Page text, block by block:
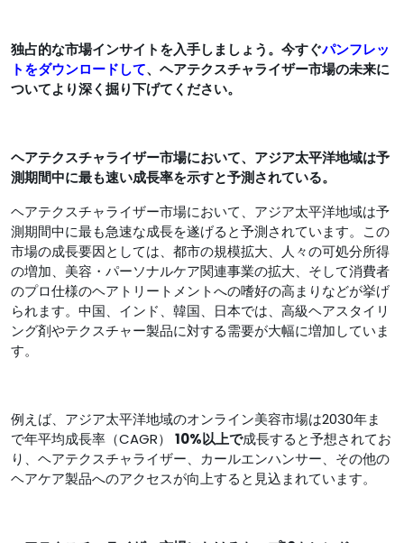
独占的な市場インサイトを入手しましょう。今すぐパンフレッ
トをダウンロードして、ヘアテクスチャライザー市場の未来に
ついてより深く掘り下げてください。
ヘアテクスチャライザー市場において、アジア太平洋地域は予
測期間中に最も速い成長率を示すと予測されている。
ヘアテクスチャライザー市場において、アジア太平洋地域は予
測期間中に最も急速な成長を遂げると予測されています。この
市場の成長要因としては、都市の規模拡大、人々の可処分所得
の増加、美容・パーソナルケア関連事業の拡大、そして消費者
のプロ仕様のヘアトリートメントへの嗜好の高まりなどが挙げ
られます。中国、インド、韓国、日本では、高級ヘアスタイリ
ング剤やテクスチャー製品に対する需要が大幅に増加していま
す。
例えば、アジア太平洋地域のオンライン美容市場は2030年ま
で年平均成長率（CAGR） 10%以上で成長すると予想されてお
り、ヘアテクスチャライザー、カールエンハンサー、その他の
ヘアケア製品へのアクセスが向上すると見込まれています。